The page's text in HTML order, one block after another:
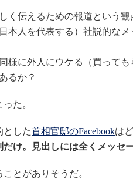
く伝えるための報道という
人を代表する）社説的なメ
様に外人にウケる（買って
るか？
た。
とした首相官邸のFacebookは
け。見出しには全くメッセ
とがありそうだ。